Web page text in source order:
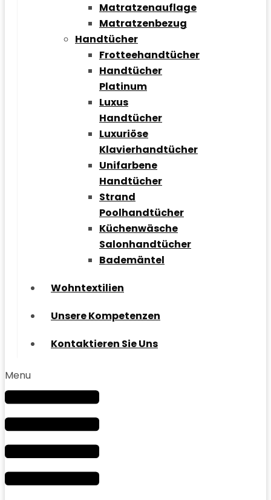
Matratzenauflage
Matratzenbezug
Handtücher
Frotteehandtücher
Handtücher
Platinum
Luxus
Handtücher
Luxuriöse
Klavierhandtücher
Unifarbene
Handtücher
Strand
Poolhandtücher
Küchenwäsche
Salonhandtücher
Bademäntel
Wohntextilien
Unsere Kompetenzen
Kontaktieren Sie Uns
Menu